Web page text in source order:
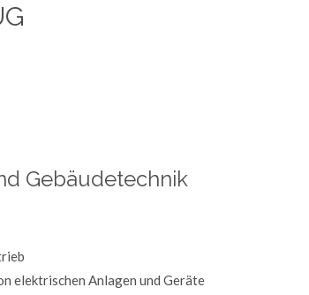
Gebäudetechnik
elektrischen Anlagen und Geräte